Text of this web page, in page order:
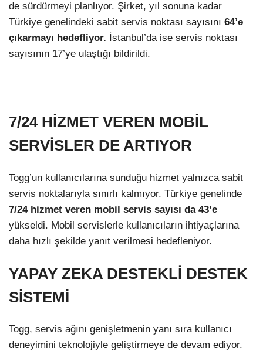
de sürdürmeyi planlıyor. Şirket, yıl sonuna kadar
Türkiye genelindeki sabit servis noktası sayısını 64’e
çıkarmayı hedefliyor. İstanbul’da ise servis noktası
sayısının 17’ye ulaştığı bildirildi.
7/24 HİZMET VEREN MOBİL
SERVİSLER DE ARTIYOR
Togg’un kullanıcılarına sunduğu hizmet yalnızca sabit
servis noktalarıyla sınırlı kalmıyor. Türkiye genelinde
7/24 hizmet veren mobil servis sayısı da 43’e
yükseldi. Mobil servislerle kullanıcıların ihtiyaçlarına
daha hızlı şekilde yanıt verilmesi hedefleniyor.
YAPAY ZEKA DESTEKLİ DESTEK
SİSTEMİ
Togg, servis ağını genişletmenin yanı sıra kullanıcı
deneyimini teknolojiyle geliştirmeye de devam ediyor.